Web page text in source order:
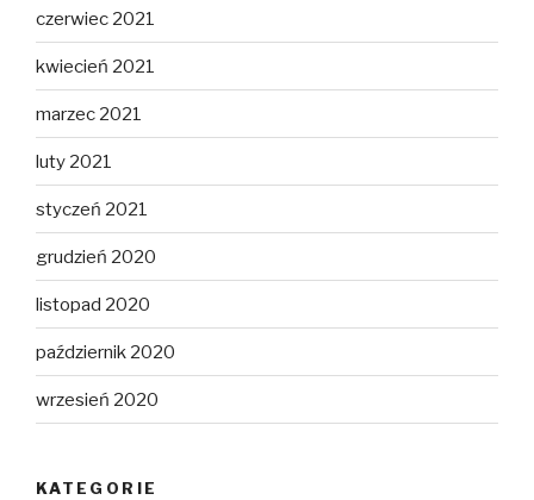
czerwiec 2021
kwiecień 2021
marzec 2021
luty 2021
styczeń 2021
grudzień 2020
listopad 2020
październik 2020
wrzesień 2020
KATEGORIE